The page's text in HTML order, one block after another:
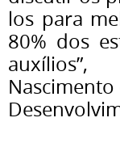
los para
80% dos